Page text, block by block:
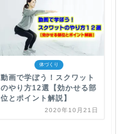
体づくり
動画で学ぼう！スクワット
のやり方12選【効かせる部
位とポイント解説】
2020年10月21日